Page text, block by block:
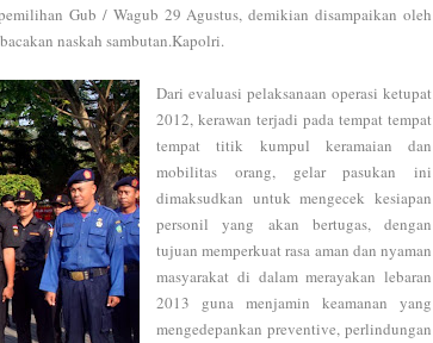
Gub / Wagub 29 Agustus, demikian disampaikan oleh
naskah sambutan.Kapolri.
Dari evaluasi pelaksanaan operasi ketupat
2012, kerawan terjadi pada tempat tempat
tempat titik kumpul keramaian dan
mobilitas orang, gelar pasukan ini
dimaksudkan untuk mengecek kesiapan
personil yang akan bertugas, dengan
tujuan memperkuat rasa aman dan nyaman
masyarakat di dalam merayakan lebaran
2013 guna menjamin keamanan yang
mengedepankan preventive, perlindungan